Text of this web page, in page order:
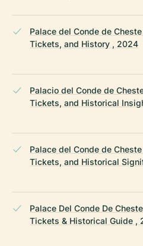
Palace del Conde de
Tickets, and History , 2024
Palacio del Conde de
Tickets, and Historical
Palace del Conde de
Tickets, and Historical
Palace Del Conde De
Tickets & Historical Guide ,